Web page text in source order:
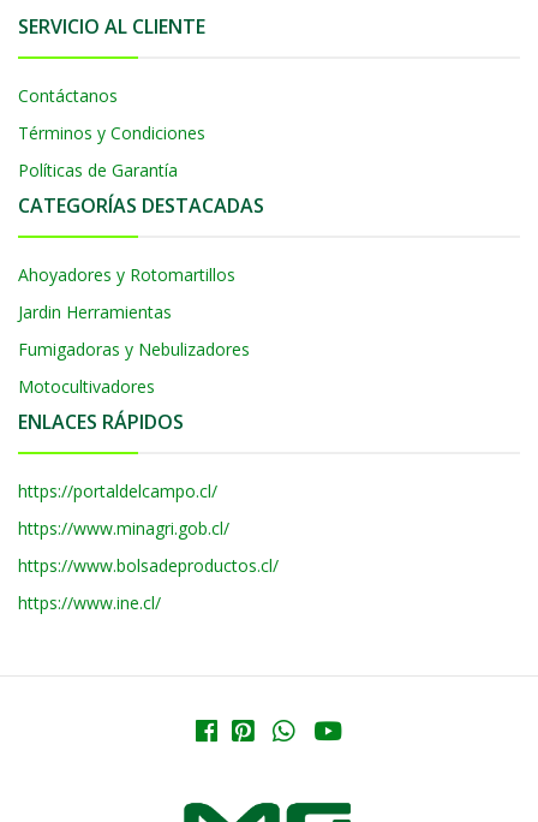
SERVICIO AL CLIENTE
Contáctanos
Términos y Condiciones
Políticas de Garantía
CATEGORÍAS DESTACADAS
Ahoyadores y Rotomartillos
Jardin Herramientas
Fumigadoras y Nebulizadores
Motocultivadores
ENLACES RÁPIDOS
https://portaldelcampo.cl/
https://www.minagri.gob.cl/
https://www.bolsadeproductos.cl/
https://www.ine.cl/